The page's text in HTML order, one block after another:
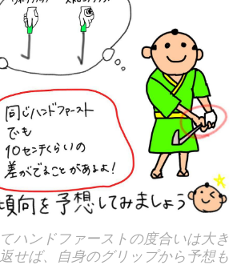
ハンドファーストの度合いは大き
せば、自身のグリップから予想も